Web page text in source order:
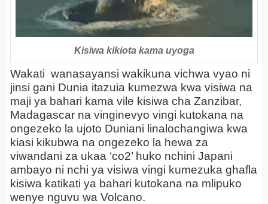
Kisiwa kikiota kama uyoga
Wakati wanasayansi wakikuna vichwa vyao ni
jinsi gani Dunia itazuia kumezwa kwa visiwa na
maji ya bahari kama vile kisiwa cha Zanzibar,
Madagascar na vinginevyo vingi kutokana na
ongezeko la ujoto Duniani linalochangiwa kwa
kiasi kikubwa na ongezeko la hewa za
viwandani za ukaa ‘co2’ huko nchini Japani
ambayo ni nchi ya visiwa vingi kumezuka ghafla
kisiwa katikati ya bahari kutokana na mlipuko
wenye nguvu wa Volcano.